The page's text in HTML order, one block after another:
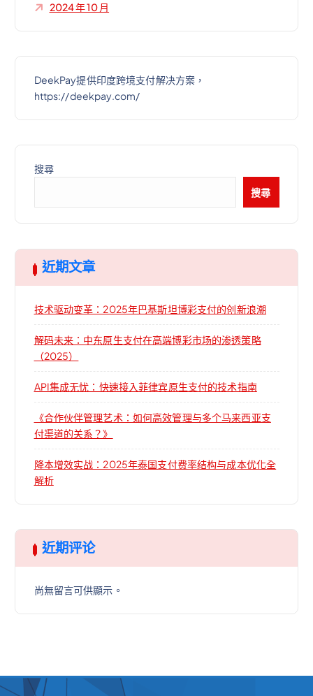
2024 年 10 月
DeekPay提供印度跨境支付解决方案，
https://deekpay.com/
搜尋
搜尋
近期文章
技术驱动变革：2025年巴基斯坦博彩支付的创新浪潮
解码未来：中东原生支付在高端博彩市场的渗透策略
（2025）
API集成无忧：快速接入菲律宾原生支付的技术指南
《合作伙伴管理艺术：如何高效管理与多个马来西亚支
付渠道的关系？》
降本增效实战：2025年泰国支付费率结构与成本优化全
解析
近期评论
尚無留言可供顯示。